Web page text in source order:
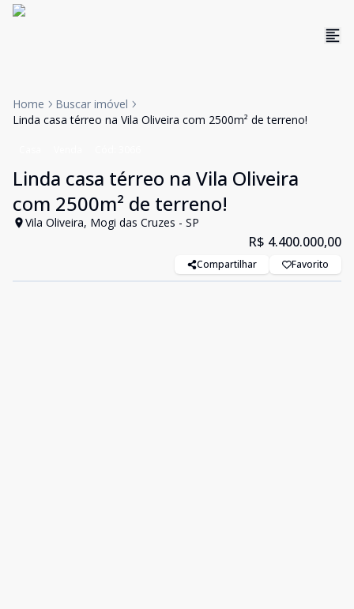
Home
Buscar imóvel
Linda casa térreo na Vila Oliveira com 2500m² de terreno!
Linda casa térreo na Vila Oliveira
com 2500m² de terreno!
Vila Oliveira, Mogi das Cruzes - SP
R$ 4.400.000,00
Compartilhar Favorito